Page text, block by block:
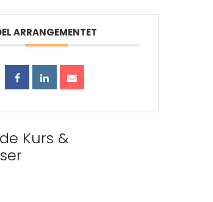
ARRANGEMENTET
Kurs &